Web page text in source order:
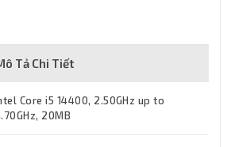
Tả Chi Tiết
Core i5 14400, 2.50GHz up to
20MB